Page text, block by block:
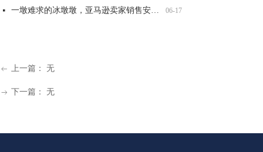
ꂃ 上一篇： 无
ꁹ 下一篇： 无
06-17